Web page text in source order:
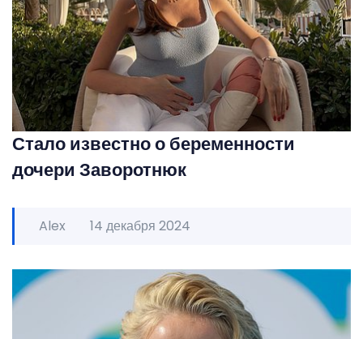
Стало известно о беременности
дочери Заворотнюк
Alex 14 декабря 2024